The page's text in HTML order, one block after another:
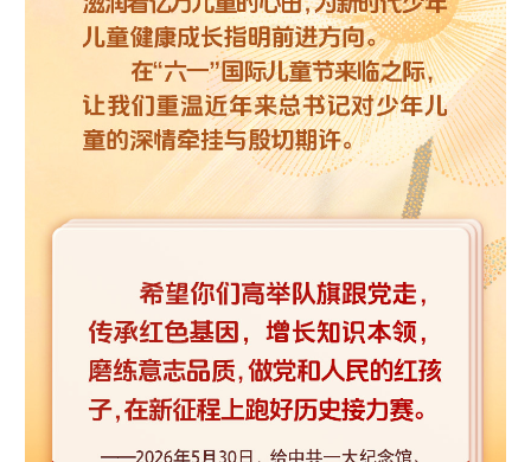
文化产业
地方频道
天津 河北 山西
辽宁 吉林 上海 江苏
安徽 福建
山东 河南 湖北
广东 广西 海南 重庆